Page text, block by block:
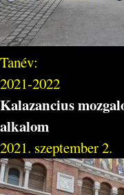
Tanév:
2021-2022
Kalazancius
alkalom
2021. szeptember 2.